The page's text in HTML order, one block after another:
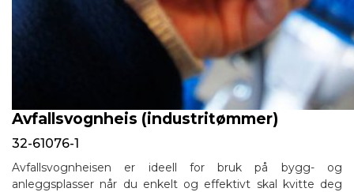
Avfallsvognheis (industritømmer)
32-61076-1
Avfallsvognheisen er ideell for bruk på bygg- og
anleggsplasser når du enkelt og effektivt skal kvitte deg